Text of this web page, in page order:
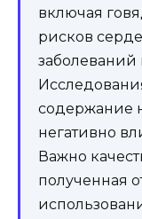
включая
рисков
заболеваний
содержание
негативно
Важно
полученная